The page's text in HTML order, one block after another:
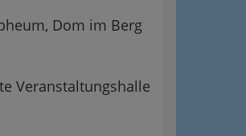
Dom im Berg
Veranstaltungshalle